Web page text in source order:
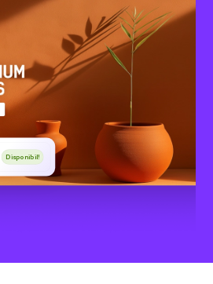
Disponibil!